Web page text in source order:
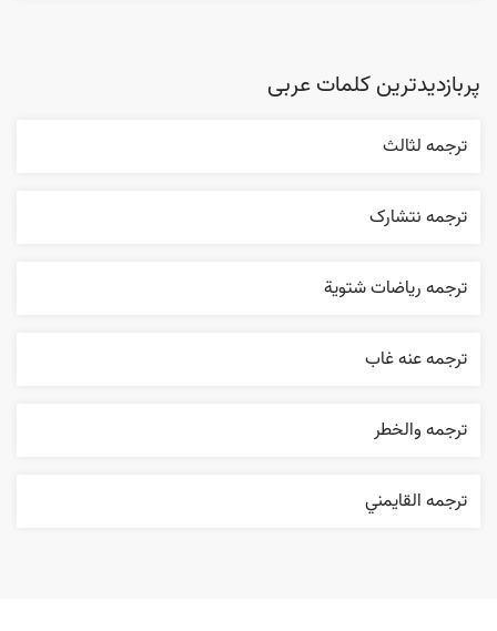
پربازدیدترین کلمات عربی
ترجمه لثالث
ترجمه نتشارک
ترجمه رياضات شتوية
ترجمه عنه غاب
ترجمه والخطر
ترجمه القایمني